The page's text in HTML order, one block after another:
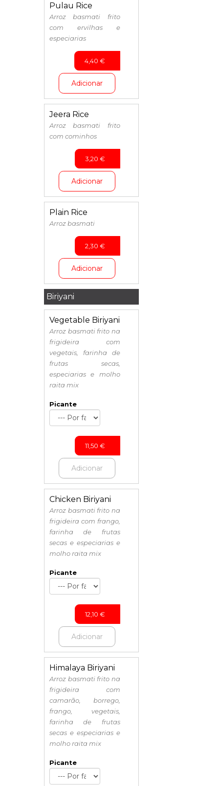
Pulau Rice
Arroz basmati frito
com ervilhas e
especiarias
4,40 €
Adicionar
Jeera Rice
Arroz basmati frito
com cominhos
3,20 €
Adicionar
Plain Rice
Arroz basmati
2,30 €
Adicionar
Biriyani
Vegetable Biriyani
Arroz basmati frito na
frigideira com
vegetais, farinha de
frutas secas,
especiarias e molho
raita mix
Picante
11,50 €
Adicionar
Chicken Biriyani
Arroz basmati frito na
frigideira com frango,
farinha de frutas
secas e especiarias e
molho raita mix
Picante
12,10 €
Adicionar
Himalaya Biriyani
Arroz basmati frito na
frigideira com
camarão, borrego,
frango, vegetais,
farinha de frutas
secas e especiarias e
molho raita mix
Picante